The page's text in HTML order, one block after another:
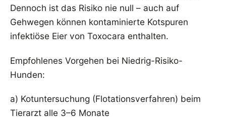
Dennoch ist das Risiko nie null – auch auf
Gehwegen können kontaminierte Kotspuren
infektiöse Eier von Toxocara enthalten.
Empfohlenes Vorgehen bei Niedrig-Risiko-
Hunden:
a) Kotuntersuchung (Flotationsverfahren) beim
Tierarzt alle 3–6 Monate